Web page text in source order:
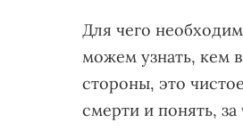
Для чего
можем узнать, кем
стороны, это
смерти и понять,